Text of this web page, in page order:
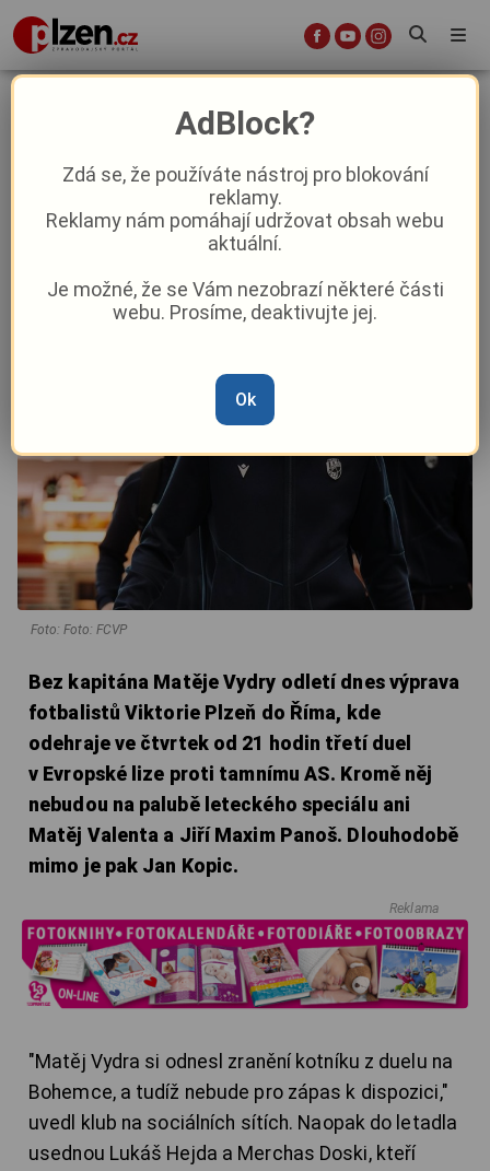
Problém pro Plzeň. Viktoria letí do
Říma bez svého kapitána
22. 10. 2025| 09:03
Foto: Foto: FCVP
Bez kapitána Matěje Vydry odletí dnes výprava
fotbalistů Viktorie Plzeň do Říma, kde
odehraje ve čtvrtek od 21 hodin třetí duel
v Evropské lize proti tamnímu AS. Kromě něj
nebudou na palubě leteckého speciálu ani
Matěj Valenta a Jiří Maxim Panoš. Dlouhodobě
mimo je pak Jan Kopic.
Reklama
"Matěj Vydra si odnesl zranění kotníku z duelu na
Bohemce, a tudíž nebude pro zápas k dispozici,"
uvedl klub na sociálních sítích. Naopak do letadla
usednou Lukáš Hejda a Merchas Doski, kteří
AdBlock?
Zdá se, že používáte nástroj pro blokování
reklamy.
Reklamy nám pomáhají udržovat obsah webu
aktuální.
Je možné, že se Vám nezobrazí některé části
webu. Prosíme, deaktivujte jej.
Ok